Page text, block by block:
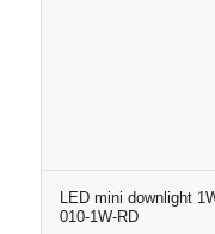
LED mini downlight
010-1W-RD